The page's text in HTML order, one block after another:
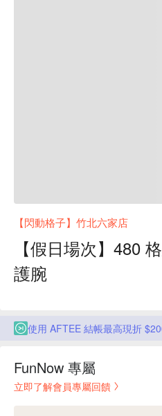
【閃動格子】竹北六家店
【假日場次】480
護腕
使用 AFTEE 結帳最高現折
FunNow 專屬
立即了解會員專屬回饋